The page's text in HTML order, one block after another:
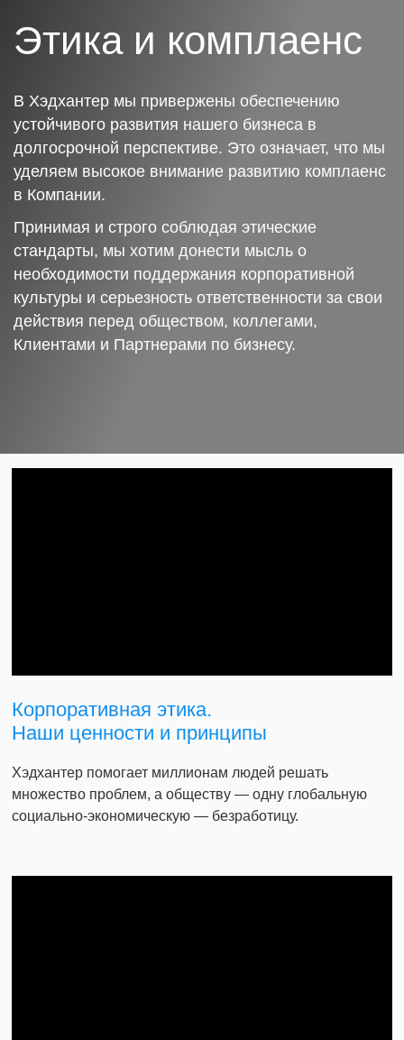
Этика и комплаенс
В Хэдхантер мы привержены обеспечению
устойчивого развития нашего бизнеса в
долгосрочной перспективе. Это означает, что мы
уделяем высокое внимание развитию комплаенс
в Компании.
Принимая и строго соблюдая этические
стандарты, мы хотим донести мысль о
необходимости поддержания корпоративной
культуры и серьезность ответственности за свои
действия перед обществом, коллегами,
Клиентами и Партнерами по бизнесу.
Корпоративная этика.
Наши ценности и принципы
Хэдхантер помогает миллионам людей решать
множество проблем, а обществу — одну глобальную
социально-экономическую — безработицу.